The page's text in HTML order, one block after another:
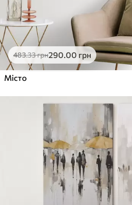
483.33грн290.00 грн
Місто